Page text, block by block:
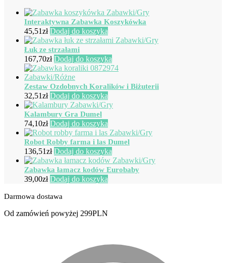
Interaktywna Zabawka Koszykówka
45,51zł Dodaj do koszyka
Łuk ze strzałami
167,70zł Dodaj do koszyka
Zestaw Ozdobnych Koralików i Biżuterii
32,51zł Dodaj do koszyka
Kalambury Gra Dumel
74,10zł Dodaj do koszyka
Robot Robby farma i las Dumel
136,51zł Dodaj do koszyka
Zabawka łamacz kodów Eurobaby
39,00zł Dodaj do koszyka
Darmowa dostawa
Od zamówień powyżej 299PLN